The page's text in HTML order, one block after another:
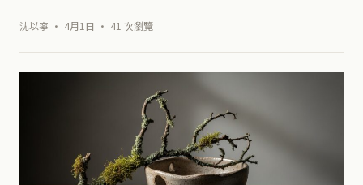
沈以寧 · 4月1日 · 41 次瀏覽